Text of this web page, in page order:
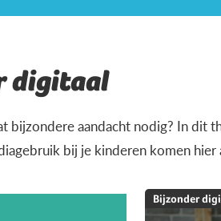
digitaal
bijzondere aandacht nodig? In dit
bij je kinderen komen hier
Bijzonder